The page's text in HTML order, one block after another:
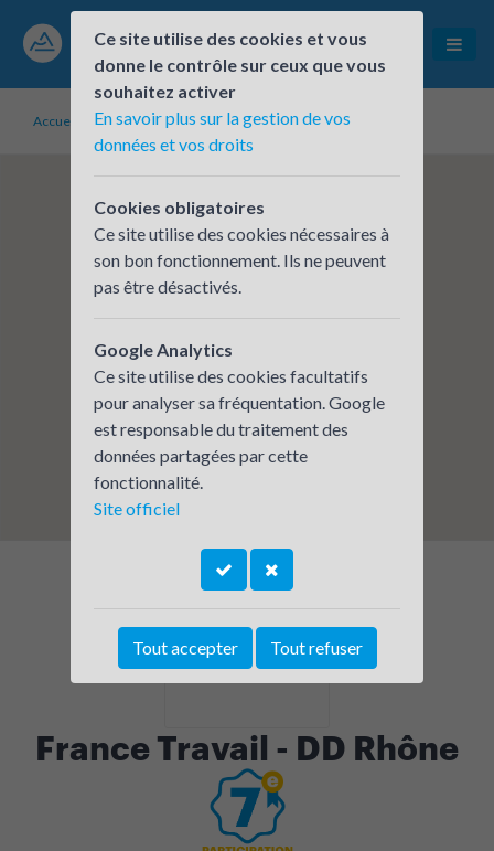
Accueil Établissements inscrits France Travail - DD Rhône
France Travail - DD Rhône
Ce site utilise des cookies et vous
donne le contrôle sur ceux que vous
souhaitez activer
En savoir plus sur la gestion de vos
données et vos droits
Cookies obligatoires
Ce site utilise des cookies nécessaires à
son bon fonctionnement. Ils ne peuvent
pas être désactivés.
Google Analytics
Ce site utilise des cookies facultatifs
pour analyser sa fréquentation. Google
est responsable du traitement des
données partagées par cette
fonctionnalité.
Site officiel
Tout accepter Tout refuser